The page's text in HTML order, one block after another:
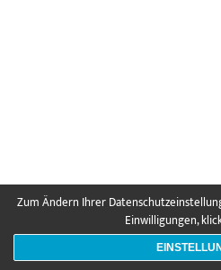
Zum Ändern Ihrer
Einwilligungen,